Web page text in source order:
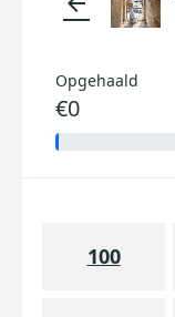
Opgehaald
€0
100